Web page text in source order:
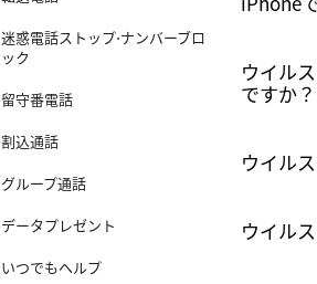
迷惑電話ストップ⋅ナンバーブロ
ック
留守番電話
割込通話
グループ通話
データプレゼント
いつでもヘルプ
ウイル
ですか？
ウイル
ウイル